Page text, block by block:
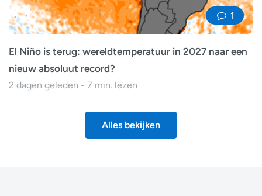
1
El Niño is terug: wereldtemperatuur in 2027 naar een
nieuw absoluut record?
2 dagen geleden - 7 min. lezen
Alles bekijken